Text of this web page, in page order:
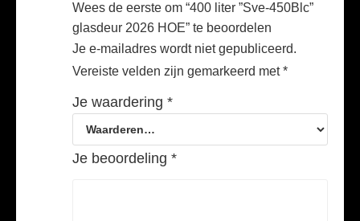
Wees de eerste om “400 liter ”Sve-450Blc”
glasdeur 2026 HOE” te beoordelen
Je e-mailadres wordt niet gepubliceerd.
Vereiste velden zijn gemarkeerd met*
Je waardering *
Je beoordeling *